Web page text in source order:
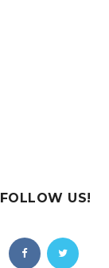
FOLLOW US!